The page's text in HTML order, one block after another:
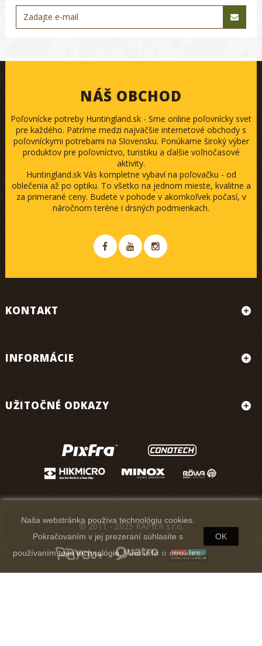
NÁŠ OBCHOD
Poľovnícke potreby Huntingland.sk - Sme online poľovnícky svet
pre každého. Patríme medzi najväčšie internetové obchody s
poľovníckymi potrebami na Slovensku. Ponúkame široký výber
produktov pre poľovníctvo, turistiku a ďalšie voľnočasové
aktivity.
Huntingland.sk Vás kompletne vybaví na poľovačku - od
oblečenia až po optiku. To všetko na jednom mieste, kvalitne a
za primerané ceny. Budete v pohode v akomkoľvek počasí, v
náročnom teréne i drsných podmienkach.
KONTAKT
INFORMÁCIE
UŽITOČNÉ ODKAZY
Naša webstránka používa technológiu cookies.
Pokračovaním v jej prezeraní súhlasíte s
používaním tejto technológie.Viac info o cookies.
OK
© 2011 - 2025 RAPIER s.r.o.